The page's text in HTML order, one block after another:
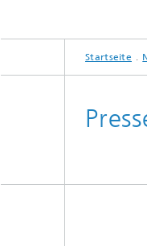
Startseite